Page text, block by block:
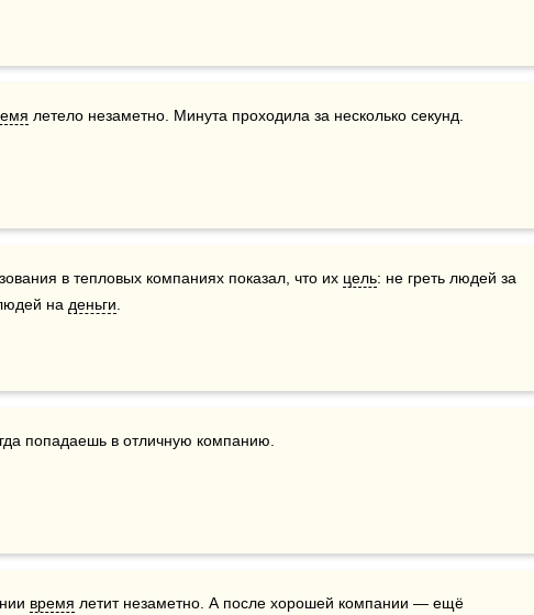
летело незаметно. Минута проходила за несколько секунд.
в тепловых компаниях показал, что их цель: не греть людей за
на деньги
попадаешь в отличную компанию.
время летит незаметно. А после хорошей компании — ещё